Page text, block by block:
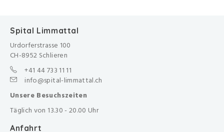
Spital Limmattal
Urdorferstrasse 100
CH-8952 Schlieren
+41 44 733 11 11
info@spital-limmattal.ch
Unsere Besuchszeiten
Täglich von 13.30 - 20.00 Uhr
Anfahrt